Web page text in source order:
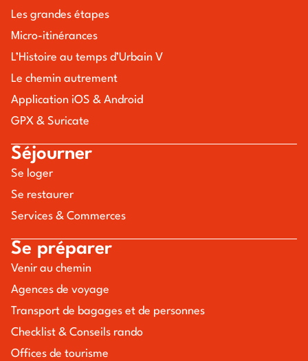
Les grandes étapes
Micro-itinérances
L’Histoire au temps d’Urbain V
Le chemin autrement
Application iOS & Android
GPX & Suricate
Séjourner
Se loger
Se restaurer
Services & Commerces
Se préparer
Venir au chemin
Agences de voyage
Transport de bagages et de personnes
Checklist & Conseils rando
Offices de tourisme